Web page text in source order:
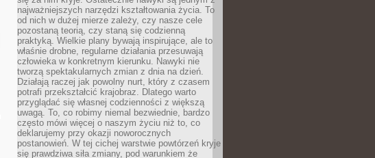
najważniejszych narzędzi kształtowania życia. To
od nich w dużej mierze zależy, czy nasze cele
pozostaną teorią, czy staną się codzienną
praktyką. Wielkie plany bywają inspirujące, ale to
właśnie drobne, regularne działania przesuwają
człowieka w konkretnym kierunku. Nawyki nie
tworzą spektakularnych zmian z dnia na dzień.
Działają raczej jak powolny nurt, który z czasem
potrafi przekształcić krajobraz. Dlatego warto
przyglądać się własnej codzienności z większą
uwagą. To, co robimy niemal bezwiednie, bardzo
często mówi więcej o naszym życiu niż to, co
deklarujemy przy okazji noworocznych
postanowień. W tej cichej warstwie powtórzeń kryje
się prawdziwa siła zmiany, pod warunkiem że